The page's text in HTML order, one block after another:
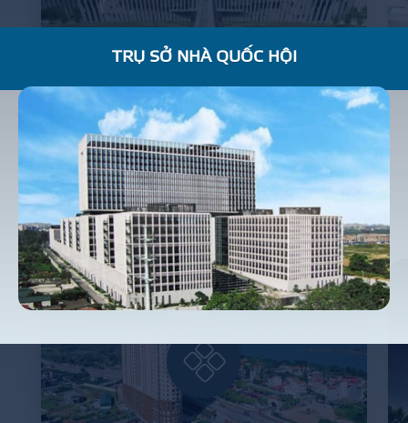
BẢO TÀNG LỊCH SỬ QUÂN SỰ VIỆT NAM
RESIDENTIAL
PROJE CTS
TRỤ SỞ NHÀ QUỐC HỘI